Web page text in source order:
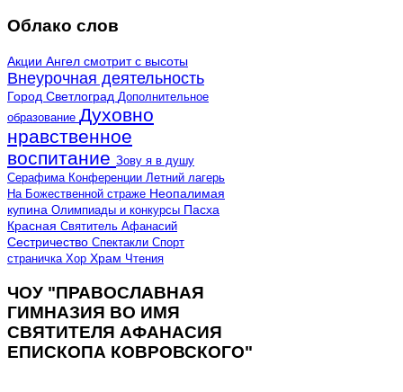
Облако слов
Акции Ангел смотрит с высоты
Внеурочная деятельность
Город Светлоград Дополнительное
образование Духовно
нравственное
воспитание Зову я в душу
Серафима Конференции Летний лагерь
На Божественной страже Неопалимая
купина Олимпиады и конкурсы Пасха
Красная Святитель Афанасий
Сестричество Спектакли Спорт
страничка Хор Храм Чтения
ЧОУ "ПРАВОСЛАВНАЯ
ГИМНАЗИЯ ВО ИМЯ
СВЯТИТЕЛЯ АФАНАСИЯ
ЕПИСКОПА КОВРОВСКОГО"